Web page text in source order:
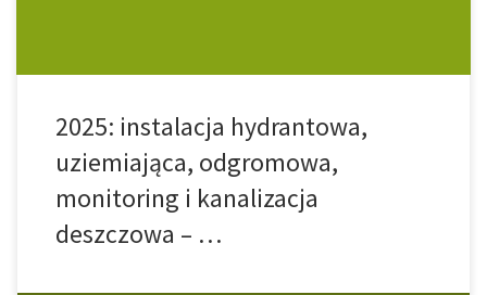
2025: instalacja hydrantowa,
uziemiająca, odgromowa,
monitoring i kanalizacja
deszczowa – …